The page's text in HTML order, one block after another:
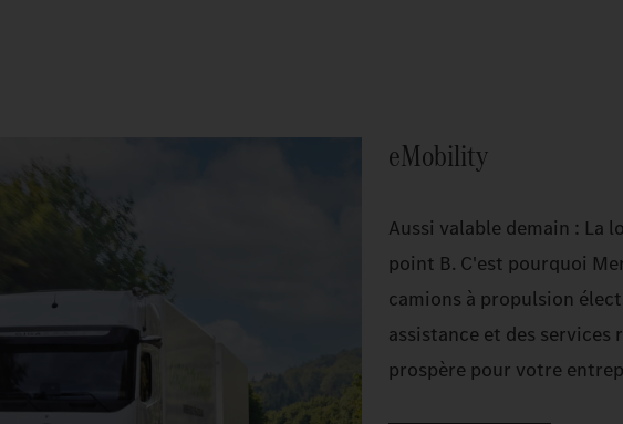
eMobility
Aussi valable demain : La
point B. C'est pourquoi
camions à propulsion
assistance et des
prospère pour votre